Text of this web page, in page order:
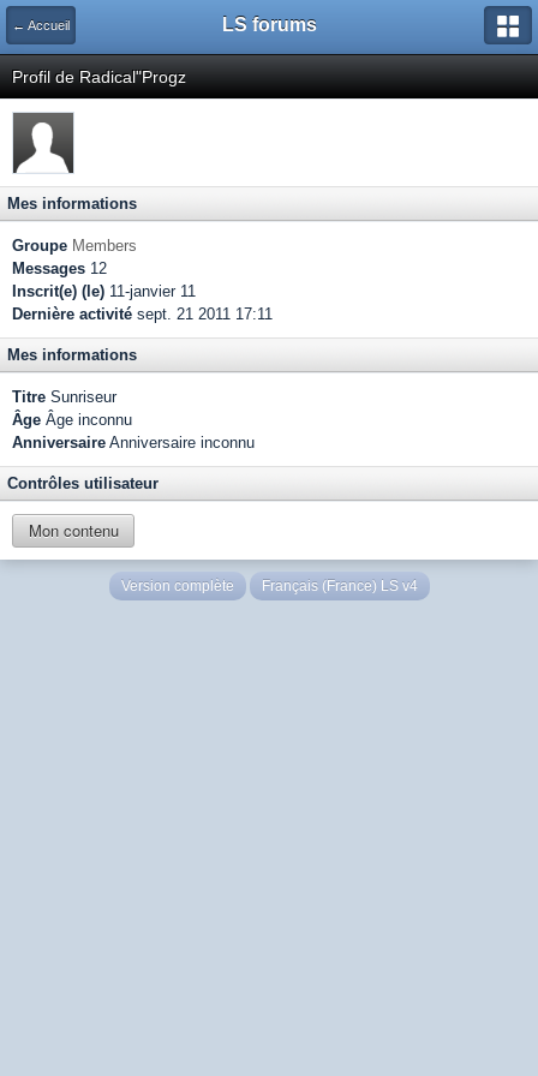
← Accueil LS forums
Profil de Radical"Progz
Mes informations
Groupe Members
Messages 12
Inscrit(e) (le) 11-janvier 11
Dernière activité sept. 21 2011 17:11
Mes informations
Titre Sunriseur
Âge Âge inconnu
Anniversaire Anniversaire inconnu
Contrôles utilisateur
Mon contenu
Version complète Français (France) LS v4